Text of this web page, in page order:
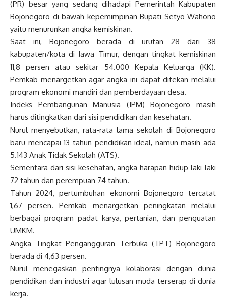
(PR) besar yang sedang dihadapi Pemerintah Kabupaten
Bojonegoro di bawah kepemimpinan Bupati Setyo Wahono
yaitu menurunkan angka kemiskinan.
Saat ini, Bojonegoro berada di urutan 28 dari 38
kabupaten/kota di Jawa Timur, dengan tingkat kemiskinan
11,8 persen atau sekitar 54.000 Kepala Keluarga (KK).
Pemkab menargetkan agar angka ini dapat ditekan melalui
program ekonomi mandiri dan pemberdayaan desa.
Indeks Pembangunan Manusia (IPM) Bojonegoro masih
harus ditingkatkan dari sisi pendidikan dan kesehatan.
Nurul menyebutkan, rata-rata lama sekolah di Bojonegoro
baru mencapai 13 tahun pendidikan ideal, namun masih ada
5.143 Anak Tidak Sekolah (ATS).
Sementara dari sisi kesehatan, angka harapan hidup laki-laki
72 tahun dan perempuan 74 tahun.
Tahun 2024, pertumbuhan ekonomi Bojonegoro tercatat
1,67 persen. Pemkab menargetkan peningkatan melalui
berbagai program padat karya, pertanian, dan penguatan
UMKM.
Angka Tingkat Pengangguran Terbuka (TPT) Bojonegoro
berada di 4,63 persen.
Nurul menegaskan pentingnya kolaborasi dengan dunia
pendidikan dan industri agar lulusan muda terserap di dunia
kerja.